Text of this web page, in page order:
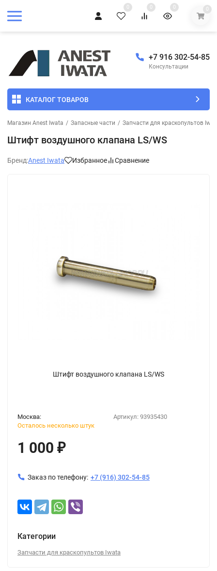
0 0 0 0
+7 916 302-54-85
Консультации
КАТАЛОГ ТОВАРОВ
Магазин Anest Iwata / Запасные части / Запчасти для краскопультов
Штифт воздушного клапана LS/WS
Бренд:Anest Iwata Избранное Сравнение
Штифт воздушного клапана LS/WS
Артикул: 93935430
Москва:
Осталось несколько штук
1 000 ₽
Заказ по телефону: +7 (916) 302-54-85
Категории
Запчасти для краскопультов Iwata